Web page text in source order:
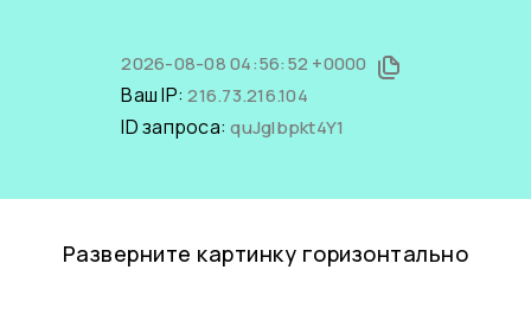
2026-08-08 04:56:52 +0000
Ваш IP:216.73.216.104
ID запроса:quJgIbpkt4Y1
Разверните картинку горизонтально